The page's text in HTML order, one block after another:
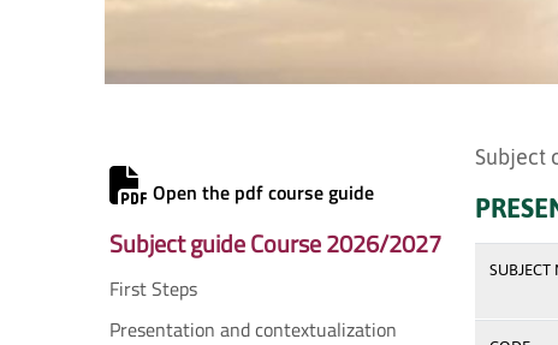
Open the pdf course guide
Subject guide Course 2026/2027
First Steps
Presentation and contextualization
Subject
SUBJECT